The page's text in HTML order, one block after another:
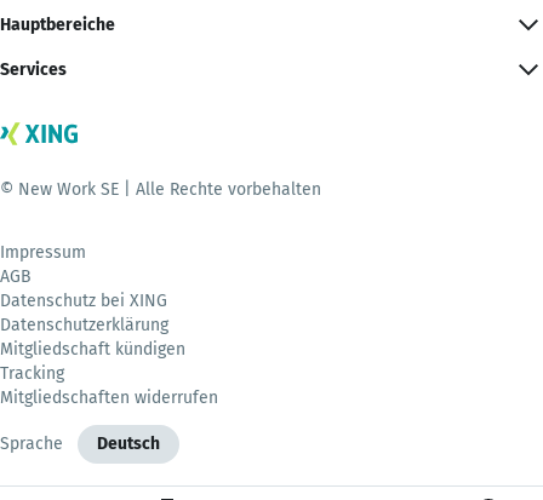
Hauptbereiche
Services
© New Work SE | Alle Rechte vorbehalten
Impressum
AGB
Datenschutz bei XING
Datenschutzerklärung
Mitgliedschaft kündigen
Tracking
Mitgliedschaften widerrufen
Sprache Deutsch